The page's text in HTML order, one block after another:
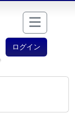
ログイン